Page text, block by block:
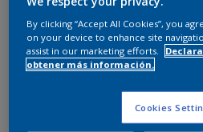
1 litros
1 litros
Cantidad Calculadora
By clicking “Accept All Cookies”, you
on your device to enhance site
assist in our marketing efforts.
obtener más información.
Cookies